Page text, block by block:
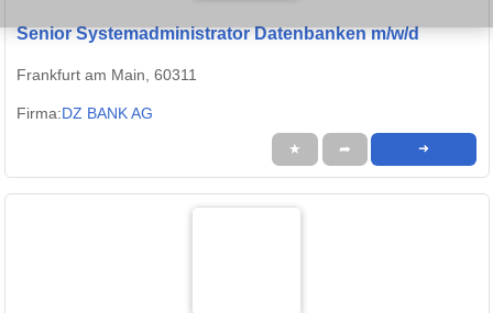
Senior Systemadministrator Datenbanken m/w/d
Frankfurt am Main, 60311
Firma:DZ BANK AG
★ ➦ ➜